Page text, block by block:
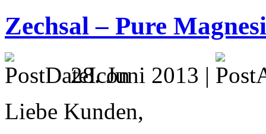
Zechsal – Pure
28. Juni 2013 |
Liebe Kunden,